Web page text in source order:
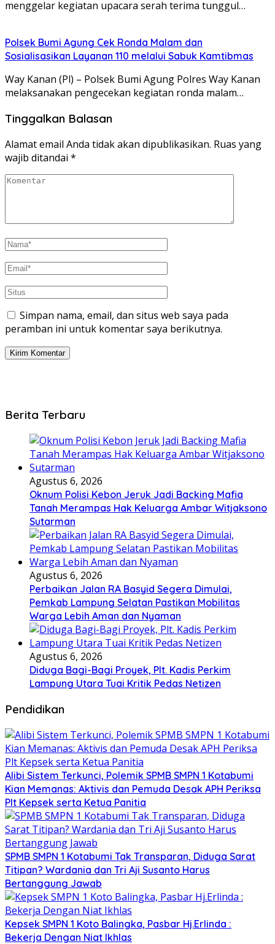
menggelar kegiatan upacara serah terima tunggul…
Polsek Bumi Agung Cek Ronda Malam dan
Sosialisasikan Layanan 110 melalui Sabuk Kamtibmas
Way Kanan (Pl) – Polsek Bumi Agung Polres Way Kanan
melaksanakan pengecekan kegiatan ronda malam…
Tinggalkan Balasan
Alamat email Anda tidak akan dipublikasikan. Ruas yang
wajib ditandai *
Simpan nama, email, dan situs web saya pada
peramban ini untuk komentar saya berikutnya.
Berita Terbaru
Agustus 6, 2026
Oknum Polisi Kebon Jeruk Jadi Backing Mafia
Tanah Merampas Hak Keluarga Ambar Witjaksono
Sutarman
Agustus 6, 2026
Perbaikan Jalan RA Basyid Segera Dimulai,
Pemkab Lampung Selatan Pastikan Mobilitas
Warga Lebih Aman dan Nyaman
Agustus 6, 2026
Diduga Bagi-Bagi Proyek, Plt. Kadis Perkim
Lampung Utara Tuai Kritik Pedas Netizen
Pendidikan
Alibi Sistem Terkunci, Polemik SPMB SMPN 1 Kotabumi
Kian Memanas: Aktivis dan Pemuda Desak APH Periksa
Plt Kepsek serta Ketua Panitia
SPMB SMPN 1 Kotabumi Tak Transparan, Diduga Sarat
Titipan? Wardania dan Tri Aji Susanto Harus
Bertanggung Jawab
Kepsek SMPN 1 Koto Balingka, Pasbar Hj.Erlinda :
Bekerja Dengan Niat Ikhlas